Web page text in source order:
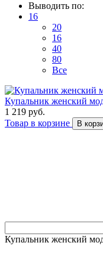
Выводить по:
16
20
16
40
80
Все
Купальник женский
1 219 руб.
Товар в корзине
В
Купальник женский